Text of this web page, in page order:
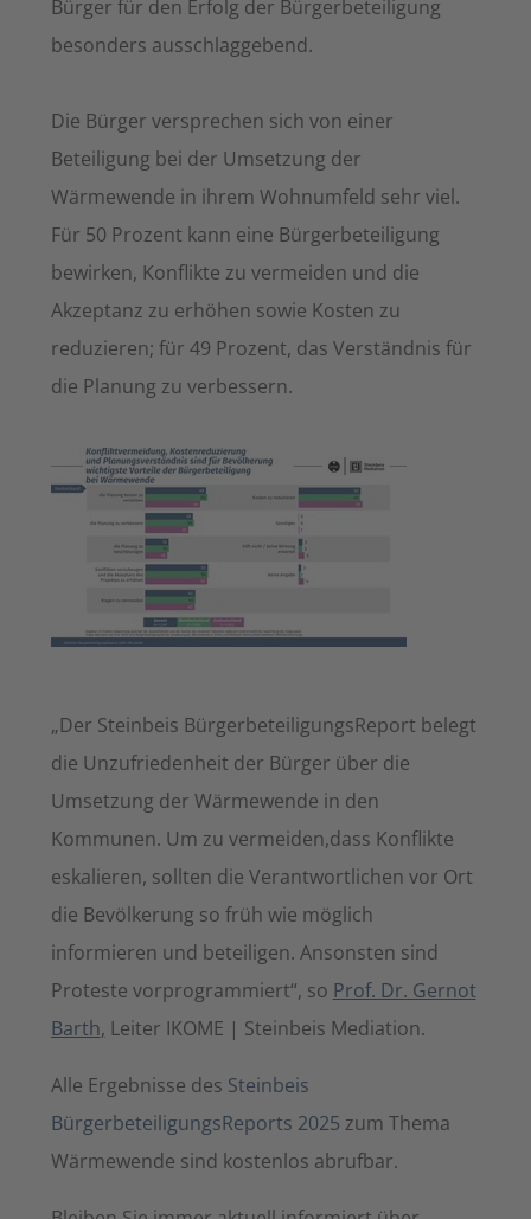
Bürger für den Erfolg der Bürgerbeteiligung
besonders ausschlaggebend.
Die Bürger versprechen sich von einer
Beteiligung bei der Umsetzung der
Wärmewende in ihrem Wohnumfeld sehr viel.
Für 50 Prozent kann eine Bürgerbeteiligung
bewirken, Konflikte zu vermeiden und die
Akzeptanz zu erhöhen sowie Kosten zu
reduzieren; für 49 Prozent, das Verständnis für
die Planung zu verbessern.
„Der Steinbeis BürgerbeteiligungsReport belegt
die Unzufriedenheit der Bürger über die
Umsetzung der Wärmewende in den
Kommunen. Um zu vermeiden,dass Konflikte
eskalieren, sollten die Verantwortlichen vor Ort
die Bevölkerung so früh wie möglich
informieren und beteiligen. Ansonsten sind
Proteste vorprogrammiert“, so Prof. Dr. Gernot
Barth, Leiter IKOME | Steinbeis Mediation.
Alle Ergebnisse des Steinbeis
BürgerbeteiligungsReports 2025 zum Thema
Wärmewende sind kostenlos abrufbar.